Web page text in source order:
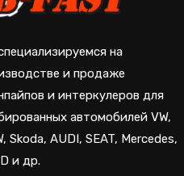
на
и продаже
и интеркулеров для
автомобилей VW,
Skoda, AUDI, SEAT, Mercedes,
и др.